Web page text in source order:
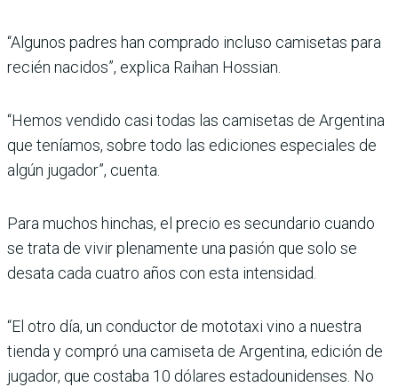
“Algunos padres han comprado incluso camisetas para
recién nacidos”, explica Raihan Hossian.
“Hemos vendido casi todas las camisetas de Argentina
que teníamos, sobre todo las ediciones especiales de
algún jugador”, cuenta.
Para muchos hinchas, el precio es secundario cuando
se trata de vivir plenamente una pasión que solo se
desata cada cuatro años con esta intensidad.
“El otro día, un conductor de mototaxi vino a nuestra
tienda y compró una camiseta de Argentina, edición de
jugador, que costaba 10 dólares estadounidenses. No